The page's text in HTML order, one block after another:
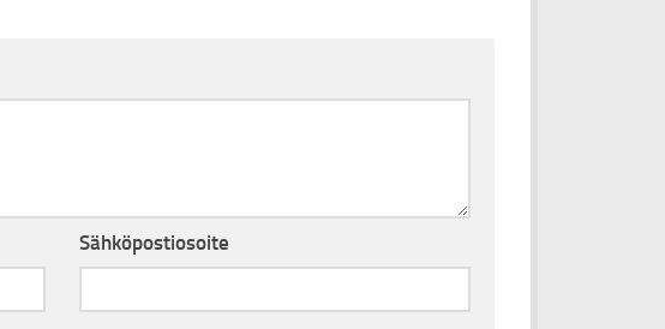
Sähköpostiosoite